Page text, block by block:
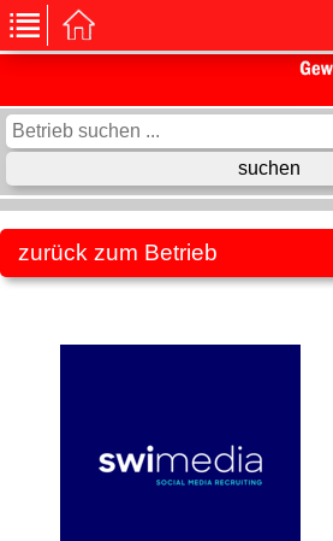
zurück zum Betrieb